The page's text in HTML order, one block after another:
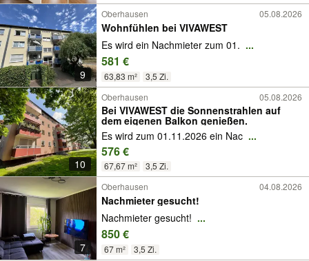
9
Oberhausen 05.08.2026
Wohnfühlen bei VIVAWEST
Es wird ein Nachmieter zum 01. ...
581 €
63,83 m² 3,5 Zi.
10
Oberhausen 05.08.2026
Bei VIVAWEST die Sonnenstrahlen auf
dem eigenen Balkon genießen.
Es wird zum 01.11.2026 ein Nac ...
576 €
67,67 m² 3,5 Zi.
7
Oberhausen 04.08.2026
Nachmieter gesucht!
Nachmieter gesucht! ...
850 €
67 m²
3,5 Zi.